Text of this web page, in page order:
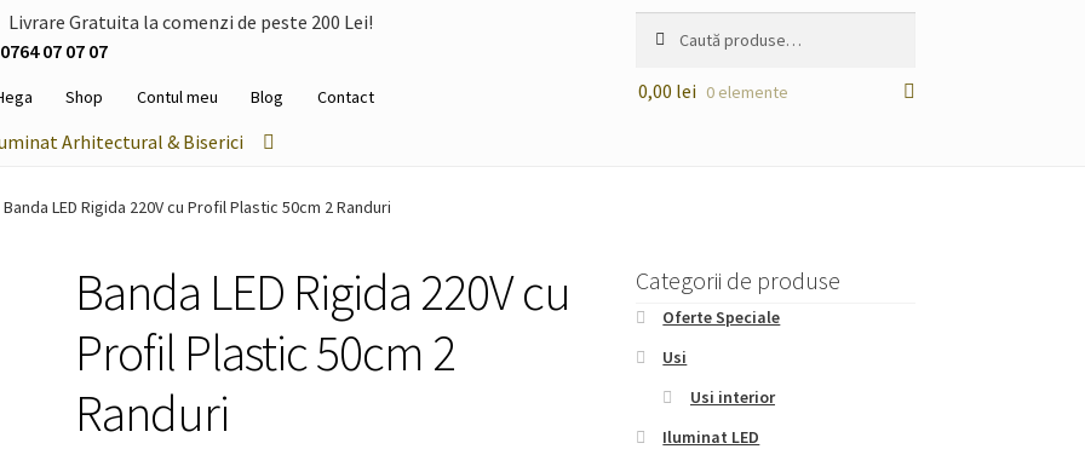
Livrare Gratuita la comenzi de peste 200 Lei!
după:
0764 07 07 07
Shop Contul meu Blog Contact 0,00 lei 0 elemente
Arhitectural & Biserici
Banda LED Rigida 220V cu Profil Plastic 50cm 2 Randuri
Banda LED Rigida 220V cu
Profil Plastic 50cm 2
Randuri
Categorii de produse
Oferte Speciale
Usi
Usi interior
Iluminat LED